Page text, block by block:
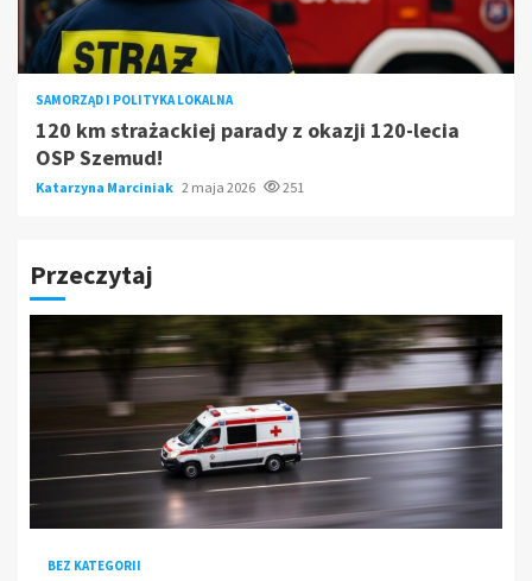
SAMORZĄD I POLITYKA LOKALNA
120 km strażackiej parady z okazji 120-lecia
OSP Szemud!
Katarzyna Marciniak 2 maja 2026 251
Przeczytaj
BEZ KATEGORII